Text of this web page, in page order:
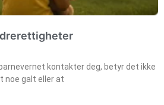
kontakter deg, betyr det ikke
noe galt eller at